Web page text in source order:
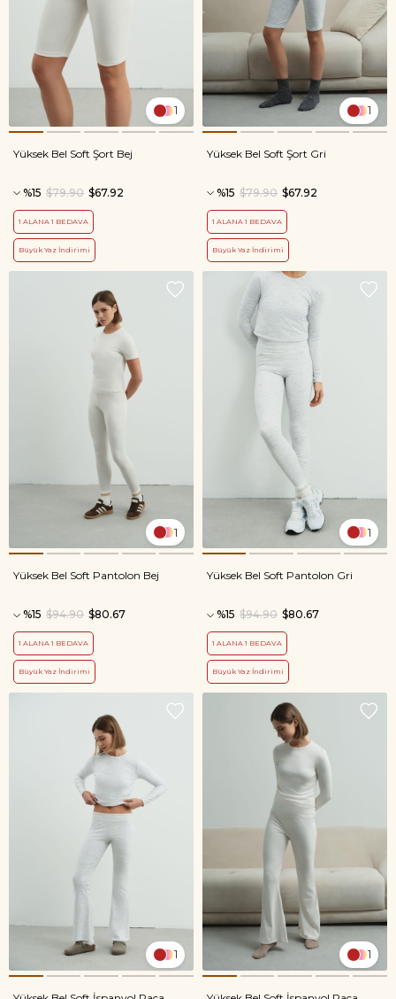
1
Yüksek Bel Soft Şort Bej
%15 $67.92
$79.90
1 ALANA 1 BEDAVA
Büyük Yaz İndirimi
1
Yüksek Bel Soft Şort Gri
%15 $67.92
$79.90
1 ALANA 1 BEDAVA
Büyük Yaz İndirimi
1
Yüksek Bel Soft Pantolon Bej
%15 $80.67
$94.90
1 ALANA 1 BEDAVA
Büyük Yaz İndirimi
1
Yüksek Bel Soft Pantolon Gri
%15 $80.67
$94.90
1 ALANA 1 BEDAVA
Büyük Yaz İndirimi
1 1